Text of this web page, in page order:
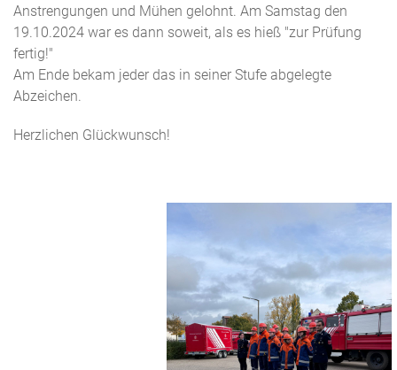
Anstrengungen und Mühen gelohnt. Am Samstag den
19.10.2024 war es dann soweit, als es hieß "zur Prüfung
fertig!"
Am Ende bekam jeder das in seiner Stufe abgelegte
Abzeichen.
Herzlichen Glückwunsch!